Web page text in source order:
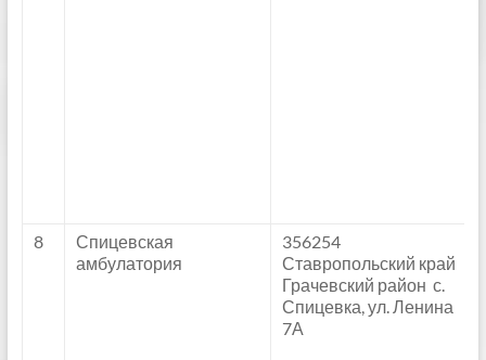
8
Спицевская
амбулатория
356254
Ставропольский край
Грачевский район с.
Спицевка, ул. Ленина
7А